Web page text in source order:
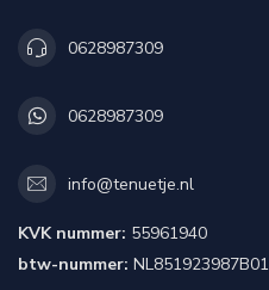
0628987309
0628987309
info@tenuetje.nl
KVK nummer: 55961940
btw-nummer: NL851923987B01